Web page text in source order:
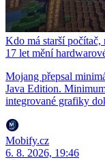
Kdo má starší počítač,
17 let mění
Mojang přepsal
Java Edition.
integrované grafiky
Mobify.cz
6. 8. 2026, 19:46